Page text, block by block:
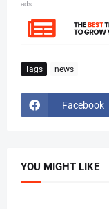
ads
Tags news
Facebook
YOU MIGHT LIKE